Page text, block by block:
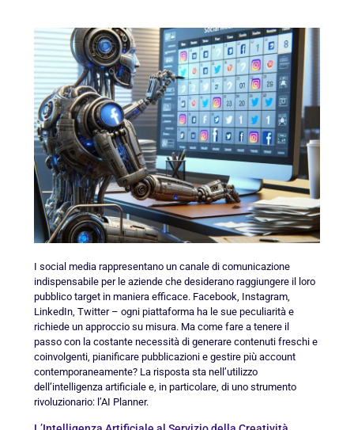
I social media rappresentano un canale di comunicazione
indispensabile per le aziende che desiderano raggiungere il loro
pubblico target in maniera efficace. Facebook, Instagram,
LinkedIn, Twitter – ogni piattaforma ha le sue peculiarità e
richiede un approccio su misura. Ma come fare a tenere il
passo con la costante necessità di generare contenuti freschi e
coinvolgenti, pianificare pubblicazioni e gestire più account
contemporaneamente? La risposta sta nell’utilizzo
dell’intelligenza artificiale e, in particolare, di uno strumento
rivoluzionario: l’AI Planner.